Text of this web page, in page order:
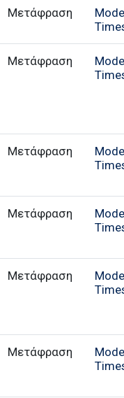
Μετάφραση
Μετάφραση
Μετάφραση
Μετάφραση
Μετάφραση
Μετάφραση